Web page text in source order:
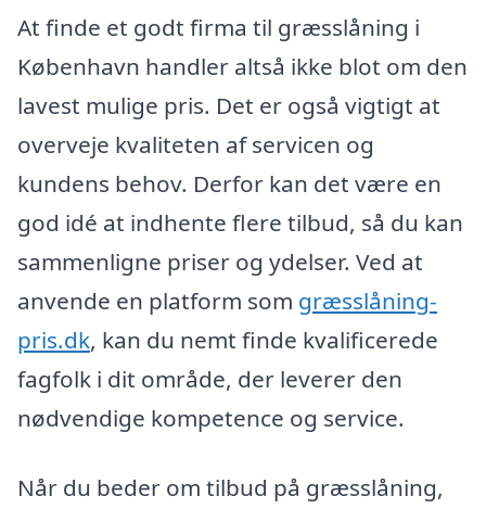
At finde et godt firma til græsslåning i
København handler altså ikke blot om den
lavest mulige pris. Det er også vigtigt at
overveje kvaliteten af servicen og
kundens behov. Derfor kan det være en
god idé at indhente flere tilbud, så du kan
sammenligne priser og ydelser. Ved at
anvende en platform som græsslåning-
pris.dk, kan du nemt finde kvalificerede
fagfolk i dit område, der leverer den
nødvendige kompetence og service.
Når du beder om tilbud på græsslåning,